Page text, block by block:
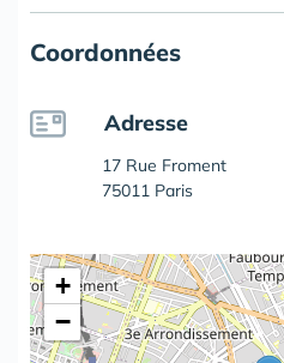
Coordonnées
Adresse
17 Rue Froment
75011 Paris
+
−